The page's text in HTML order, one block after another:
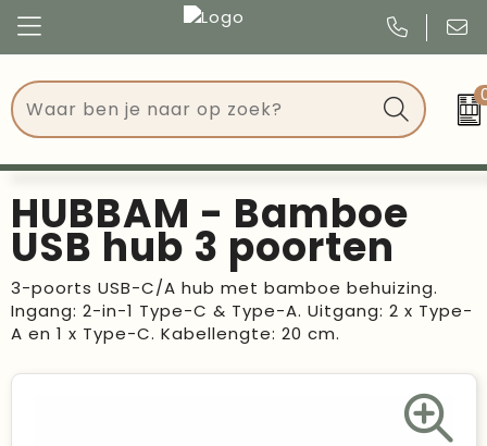
Tassen
Drinkwaren
Events
Give Aways
Geschenken
Congres
Events
Kerst
Verjaardagen
Voetbal, EK en WK
HUBBAM - Bamboe
USB hub 3 poorten
3-poorts USB-C/A hub met bamboe behuizing.
Ingang: 2-in-1 Type-C & Type-A. Uitgang: 2 x Type-
A en 1 x Type-C. Kabellengte: 20 cm.